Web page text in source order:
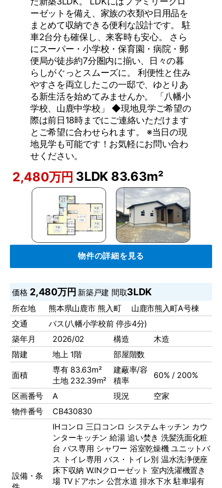
ーゼットを備え、家族の衣類や日用品を
まとめて収納できる便利な設計です。 駐
車2台分も確保し、来客時も安心。 さら
にスーパー・小学校・保育園・病院・郵
便局が徒歩約7分圏内に揃い、日々の暮
らしがぐっとスムーズに。 利便性と住み
やすさを両立したこの一邸で、ゆとりあ
る新生活を始めてみませんか。 「八幡小
学校、山鹿中学校」 ◆現地見学ご希望の
際は前日18時までにご連絡いただけます
とご希望に合わせられます。 ※当日の現
地見学も可能です！お気軽にお問い合わ
せください。
2,480万円 3LDK 83.63m²
物件の詳細を見る
価格 2,480万円 新築戸建 間取3LDK
所在地
熊本県山鹿市 熊入町 山鹿市熊入町A号棟
交通
バス(八幡小学校前 停歩4分)
築年月
2026/02 構造
木造
階建
地上 1階 部屋階数
面積
専有 83.63m²
土地 232.39m²
建蔽率/容
積率
60% / 200%
区画番号 A 現況
空家
物件番号
CB430830
設備・条
IHコンロ 三口コンロ システムキッチン カウ
ンターキッチン 給湯 追い焚き 洗髪洗面化粧
台 バス専用 シャワー 浴室乾燥機 ユニットバ
ス トイレ専用 バス・トイレ別 温水洗浄便座
床下収納 W.INクローゼット 室内洗濯機置き
場 TVドアホン 公営水道 排水下水 駐車場有